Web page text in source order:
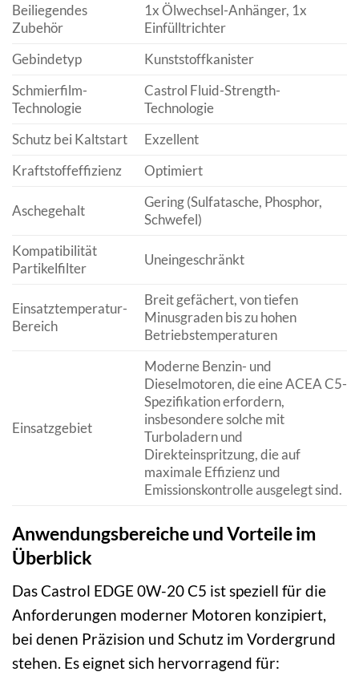
Beiliegendes
Zubehör
1x Ölwechsel-Anhänger, 1x
Einfülltrichter
Gebindetyp
Kunststoffkanister
Schmierfilm-
Technologie
Castrol Fluid-Strength-
Technologie
Schutz bei Kaltstart
Exzellent
Kraftstoffeffizienz
Optimiert
Aschegehalt
Gering (Sulfatasche, Phosphor,
Schwefel)
Kompatibilität
Partikelfilter
Uneingeschränkt
Einsatztemperatur-
Bereich
Breit gefächert, von tiefen
Minusgraden bis zu hohen
Betriebstemperaturen
Einsatzgebiet
Moderne Benzin- und
Dieselmotoren, die eine ACEA C5-
Spezifikation erfordern,
insbesondere solche mit
Turboladern und
Direkteinspritzung, die auf
maximale Effizienz und
Emissionskontrolle ausgelegt sind.
Anwendungsbereiche und Vorteile im
Überblick
Das Castrol EDGE 0W-20 C5 ist speziell für die
Anforderungen moderner Motoren konzipiert,
bei denen Präzision und Schutz im Vordergrund
stehen. Es eignet sich hervorragend für: